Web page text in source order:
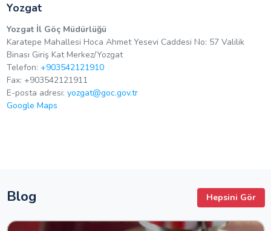
Yozgat
Yozgat İl Göç Müdürlüğü
Karatepe Mahallesi Hoca Ahmet Yesevi Caddesi No: 57 Valilik
Binası Giriş Kat Merkez/Yozgat
Telefon: +903542121910
Fax: +903542121911
E-posta adresi: yozgat@goc.gov.tr
Google Maps
Blog Hepsini Gör